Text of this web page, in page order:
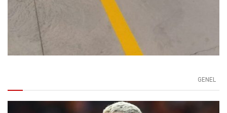
GENEL